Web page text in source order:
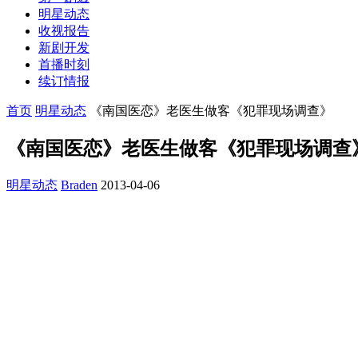
明星动态
收视报告
新剧开发
首播时刻
续订情报
首页 明星动态 《南国医恋》老医生做客《犯罪现场调查》
《南国医恋》老医生做客《犯罪现场调查
明星动态 Braden 2013-04-06